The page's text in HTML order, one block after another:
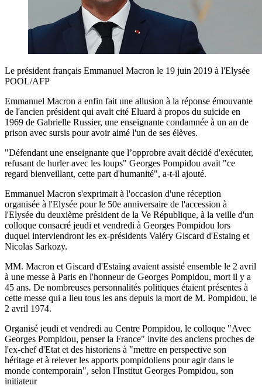
Le président français Emmanuel Macron le 19 juin 2019 à l'Elysée
POOL/AFP
Emmanuel Macron a enfin fait une allusion à la réponse émouvante
de l'ancien président qui avait cité Eluard à propos du suicide en
1969 de Gabrielle Russier, une enseignante condamnée à un an de
prison avec sursis pour avoir aimé l'un de ses élèves.
"Défendant une enseignante que l’opprobre avait décidé d'exécuter,
refusant de hurler avec les loups" Georges Pompidou avait "ce
regard bienveillant, cette part d'humanité", a-t-il ajouté.
Emmanuel Macron s'exprimait à l'occasion d'une réception
organisée à l'Elysée pour le 50e anniversaire de l'accession à
l'Elysée du deuxième président de la Ve République, à la veille d'un
colloque consacré jeudi et vendredi à Georges Pompidou lors
duquel interviendront les ex-présidents Valéry Giscard d'Estaing et
Nicolas Sarkozy.
MM. Macron et Giscard d'Estaing avaient assisté ensemble le 2 avril
à une messe à Paris en l'honneur de Georges Pompidou, mort il y a
45 ans. De nombreuses personnalités politiques étaient présentes à
cette messe qui a lieu tous les ans depuis la mort de M. Pompidou, le
2 avril 1974.
Organisé jeudi et vendredi au Centre Pompidou, le colloque "Avec
Georges Pompidou, penser la France" invite des anciens proches de
l'ex-chef d'Etat et des historiens à "mettre en perspective son
héritage et à relever les apports pompidoliens pour agir dans le
monde contemporain", selon l'Institut Georges Pompidou, son
initiateur